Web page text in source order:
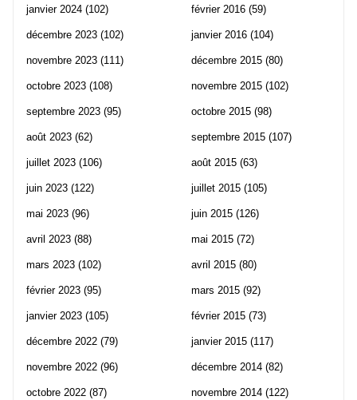
janvier 2024 (102)
décembre 2023 (102)
novembre 2023 (111)
octobre 2023 (108)
septembre 2023 (95)
août 2023 (62)
juillet 2023 (106)
juin 2023 (122)
mai 2023 (96)
avril 2023 (88)
mars 2023 (102)
février 2023 (95)
janvier 2023 (105)
décembre 2022 (79)
novembre 2022 (96)
octobre 2022 (87)
février 2016 (59)
janvier 2016 (104)
décembre 2015 (80)
novembre 2015 (102)
octobre 2015 (98)
septembre 2015 (107)
août 2015 (63)
juillet 2015 (105)
juin 2015 (126)
mai 2015 (72)
avril 2015 (80)
mars 2015 (92)
février 2015 (73)
janvier 2015 (117)
décembre 2014 (82)
novembre 2014 (122)